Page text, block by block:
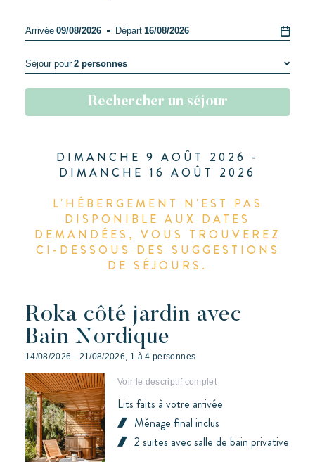
Arrivée 09/08/2026 Départ 16/08/2026
Séjour pour 2 personnes
2 personnes
5 personnes
Rechercher un séjour
DIMANCHE 9 AOÛT 2026 -
DIMANCHE 16 AOÛT 2026
L'HÉBERGEMENT N'EST PAS
DISPONIBLE AUX DATES
DEMANDÉES, VOUS TROUVEREZ
CI-DESSOUS DES SUGGESTIONS
DE SÉJOURS.
Roka côté jardin avec
Bain Nordique
14/08/2026 - 21/08/2026, 1 à 4 personnes
Voir le descriptif complet
Lits faits à votre arrivée
Ménage final inclus
2 suites avec salle de bain privative